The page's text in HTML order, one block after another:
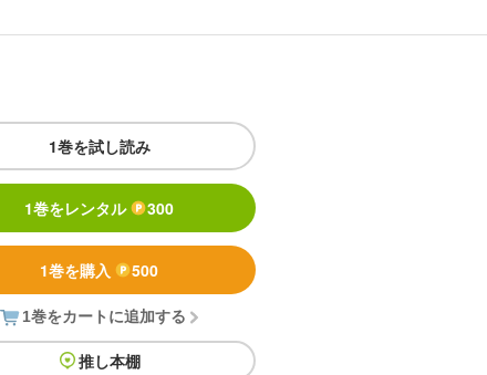
1巻を試し読み
1巻をレンタル 300
1巻を購入 500
1巻をカートに追加する
推し本棚